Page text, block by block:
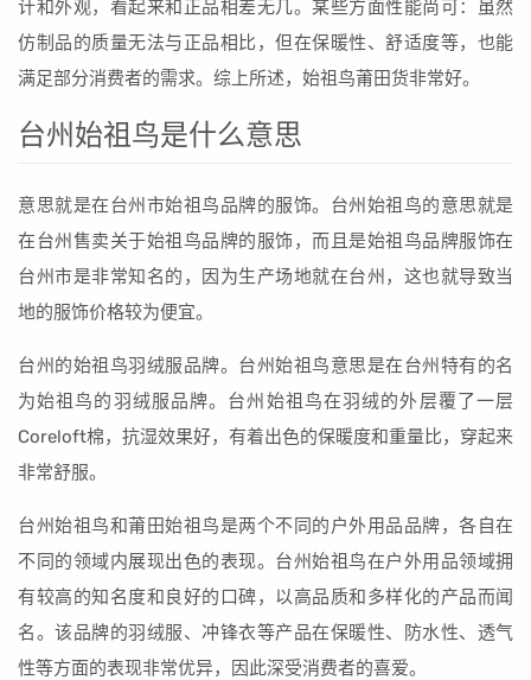
计和外观，看起来和正品相差无几。某些方面性能尚可：虽然
仿制品的质量无法与正品相比，但在保暖性、舒适度等，也能
满足部分消费者的需求。综上所述，始祖鸟莆田货非常好。
台州始祖鸟是什么意思
意思就是在台州市始祖鸟品牌的服饰。台州始祖鸟的意思就是
在台州售卖关于始祖鸟品牌的服饰，而且是始祖鸟品牌服饰在
台州市是非常知名的，因为生产场地就在台州，这也就导致当
地的服饰价格较为便宜。
台州的始祖鸟羽绒服品牌。台州始祖鸟意思是在台州特有的名
为始祖鸟的羽绒服品牌。台州始祖鸟在羽绒的外层覆了一层
Coreloft棉，抗湿效果好，有着出色的保暖度和重量比，穿起来
非常舒服。
台州始祖鸟和莆田始祖鸟是两个不同的户外用品品牌，各自在
不同的领域内展现出色的表现。台州始祖鸟在户外用品领域拥
有较高的知名度和良好的口碑，以高品质和多样化的产品而闻
名。该品牌的羽绒服、冲锋衣等产品在保暖性、防水性、透气
性等方面的表现非常优异，因此深受消费者的喜爱。